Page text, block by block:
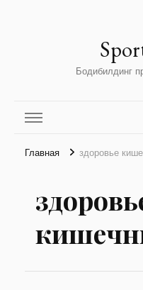
Бодибилдинг
Главная здоровье